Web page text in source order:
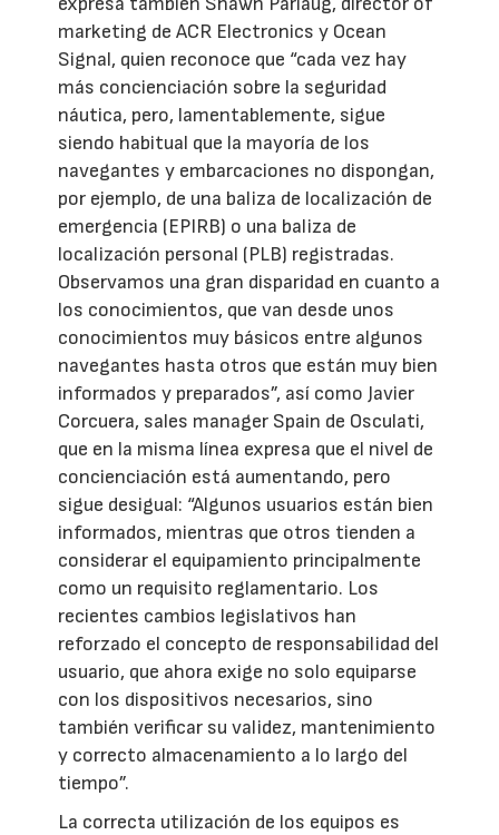
marketing de ACR Electronics y Ocean
Signal, quien reconoce que “cada vez hay
más concienciación sobre la seguridad
náutica, pero, lamentablemente, sigue
siendo habitual que la mayoría de los
navegantes y embarcaciones no dispongan,
por ejemplo, de una baliza de localización de
emergencia (EPIRB) o una baliza de
localización personal (PLB) registradas.
Observamos una gran disparidad en cuanto a
los conocimientos, que van desde unos
conocimientos muy básicos entre algunos
navegantes hasta otros que están muy bien
informados y preparados”, así como Javier
Corcuera, sales manager Spain de Osculati,
que en la misma línea expresa que el nivel de
concienciación está aumentando, pero
sigue desigual: “Algunos usuarios están bien
informados, mientras que otros tienden a
considerar el equipamiento principalmente
como un requisito reglamentario. Los
recientes cambios legislativos han
reforzado el concepto de responsabilidad del
usuario, que ahora exige no solo equiparse
con los dispositivos necesarios, sino
también verificar su validez, mantenimiento
y correcto almacenamiento a lo largo del
tiempo”.
La correcta utilización de los equipos es